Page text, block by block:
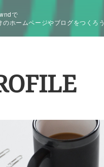
で
のホームページやブログをつくろう